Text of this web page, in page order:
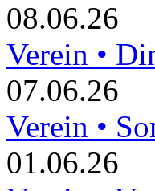
08.06.26
Verein •
07.06.26
Verein •
01.06.26